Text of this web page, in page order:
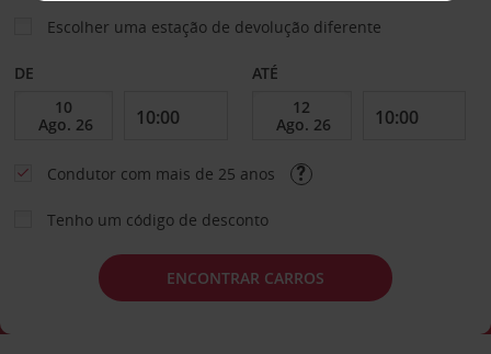
Escolher uma estação de devolução diferente
DE ATÉ
Condutor com mais de 25 anos
Tenho um código de desconto
ENCONTRAR CARROS